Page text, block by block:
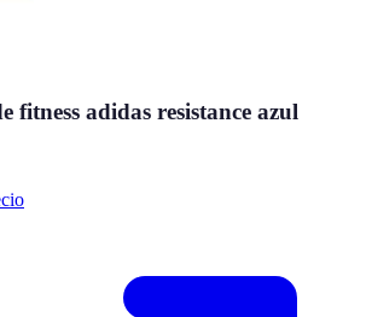
fitness adidas resistance azul